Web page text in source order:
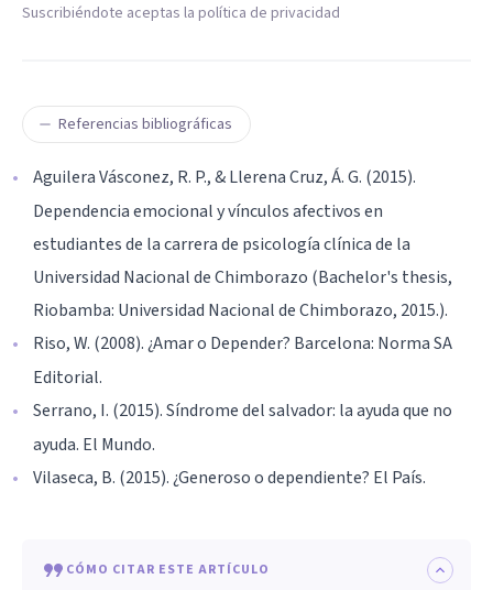
Suscribiéndote aceptas la política de privacidad
Referencias bibliográficas
Aguilera Vásconez, R. P., & Llerena Cruz, Á. G. (2015).
Dependencia emocional y vínculos afectivos en
estudiantes de la carrera de psicología clínica de la
Universidad Nacional de Chimborazo (Bachelor's thesis,
Riobamba: Universidad Nacional de Chimborazo, 2015.).
Riso, W. (2008). ¿Amar o Depender? Barcelona: Norma SA
Editorial.
Serrano, I. (2015). Síndrome del salvador: la ayuda que no
ayuda. El Mundo.
Vilaseca, B. (2015). ¿Generoso o dependiente? El País.
CÓMO CITAR ESTE ARTÍCULO